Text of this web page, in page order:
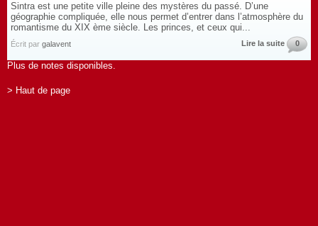
Sintra est une petite ville pleine des mystères du passé. D’une
géographie compliquée, elle nous permet d’entrer dans l’atmosphère du
romantisme du XIX ème siècle. Les princes, et ceux qui...
Écrit par galavent Lire la suite 0
Plus de notes disponibles.
> Haut de page